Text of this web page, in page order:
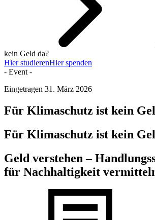
kein Geld da?
Hier studierenHier spenden
- Event -
Eingetragen 31. März 2026
Für Klimaschutz ist kein
Für Klimaschutz ist kein
Geld verstehen –
für Nachhaltigkeit